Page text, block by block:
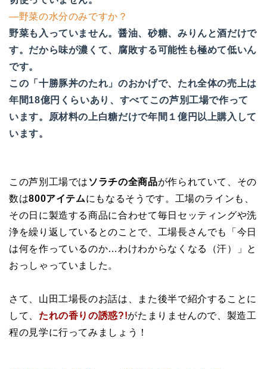
―野菜の水分のみですか？
野菜も入っていません。醤油、砂糖、みりんと酒だけで
す。だから味が濃くて、腐敗する可能性も極めて低いん
です。
この「十勝豚丼のたれ」のおかげで、たれ全体の売上は
年間18億円くらいあり、すべてこの芦別工場で作って
います。原材料の上白糖だけで年間１億円以上購入して
います。
この芦別工場では ソラチの全商品が作られていて、その
数は800アイテムにもなるそうです。工場のラインも、
その日に製造する商品に合わせて毎日セッティングや洗
浄を繰り返しているとのことで、工場長さんでも「今日
は何を作っているのか…わけわからなくなる（汗）」と
おっしゃっていました。
さて、山田工場長のお話は、また後半で紹介することに
して、 たれの香りの誘惑?!がたまりませんので、製造工
程の見学に行ってみましょう！